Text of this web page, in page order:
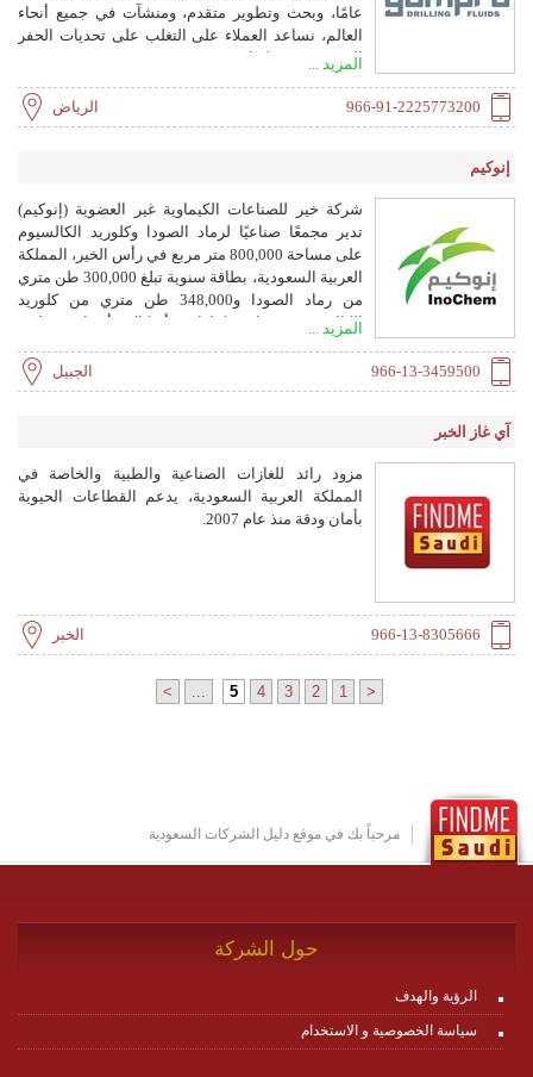
عامًا، وبحث وتطوير متقدم، ومنشآت في جميع أنحاء
العالم، نساعد العملاء على التغلب على تحديات الحفر
المعقدة بدقة وكفاءة.
المزيد ...
966-91-2225773200 الرياض
إنوكيم
شركة خير للصناعات الكيماوية غير العضوية (إنوكيم)
تدير مجمعًا صناعيًا لرماد الصودا وكلوريد الكالسيوم
على مساحة 800,000 متر مربع في رأس الخير، المملكة
العربية السعودية، بطاقة سنوية تبلغ 300,000 طن متري
من رماد الصودا و348,000 طن متري من كلوريد
الكالسيوم بدرجات وكثافات وأشكال وأحجام مختلفة.
التعاون الخليجي، والأكبر في الشرق الأوسط وشمال
إفريقيا، والأكبر في العالم لتصنيع كلوريد الكالسيوم.
المزيد ...
966-13-3459500 الجبيل
آي غاز الخبر
مزود رائد للغازات الصناعية والطبية والخاصة في
المملكة العربية السعودية، يدعم القطاعات الحيوية
بأمان ودقة منذ عام 2007.
966-13-8305666 الخبر
<
1
2
3
4
5
>
مرحباً بك في موقع دليل الشركات السعودية
حول الشركة
الرؤية والهدف
سياسة الخصوصية و الاستخدام